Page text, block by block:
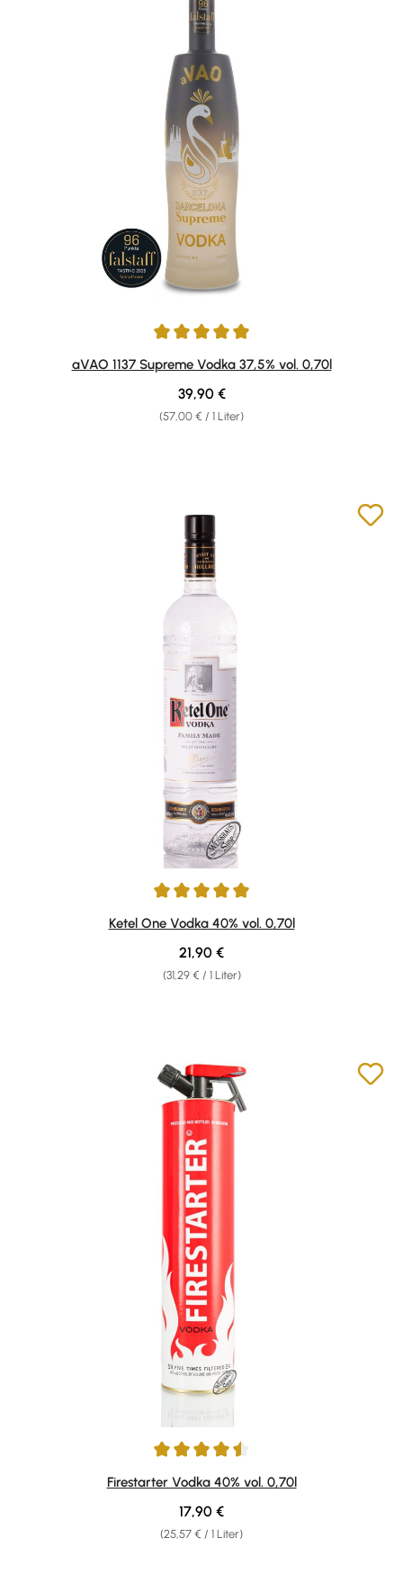
Durchschnittliche Bewertung von 5 von 5 Sternen
aVAO 1137 Supreme Vodka 37,5% vol. 0,70l
(57,00 € / 1 Liter)
Regulärer Preis:
39,90 €
Durchschnittliche Bewertung von 5 von 5 Sternen
Ketel One Vodka 40% vol. 0,70l
(31,29 € / 1 Liter)
Regulärer Preis:
21,90 €
Durchschnittliche Bewertung von 4.5 von 5 Sternen
Firestarter Vodka 40% vol. 0,70l
(25,57 € / 1 Liter)
Regulärer Preis:
17,90 €